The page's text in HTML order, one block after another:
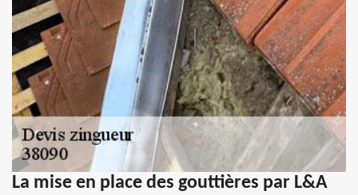
La mise en place des gouttières par L&A